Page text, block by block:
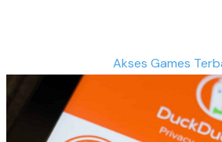
Akses Games